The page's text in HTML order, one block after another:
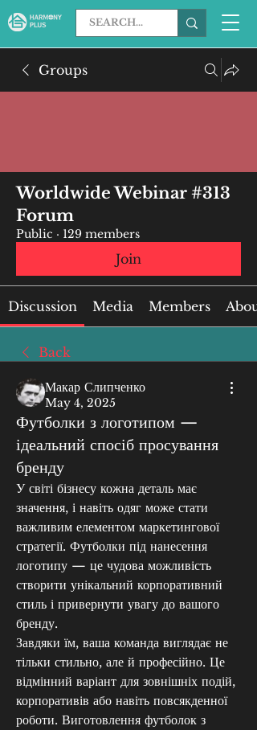
Groups
Worldwide Webinar #313
Forum
Public · 129 members
Join
Discussion Media Members About
Back
Макар Слипченко
May 4, 2025
Футболки з логотипом —
ідеальний спосіб просування
бренду
У світі бізнесу кожна деталь має
значення, і навіть одяг може стати
важливим елементом маркетингової
стратегії. Футболки під нанесення
логотипу — це чудова можливість
створити унікальний корпоративний
стиль і привернути увагу до вашого
бренду.
Завдяки їм, ваша команда виглядає не
тільки стильно, але й професійно. Це
відмінний варіант для зовнішніх подій,
корпоративів або навіть повсякденної
роботи. Виготовлення футболок з